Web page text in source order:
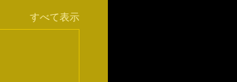
すべて表示